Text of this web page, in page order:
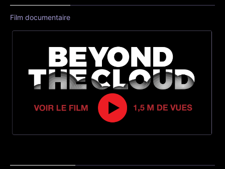
Film documentaire